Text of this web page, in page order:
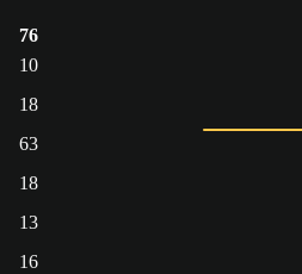
76
10
18
63
18
13
16